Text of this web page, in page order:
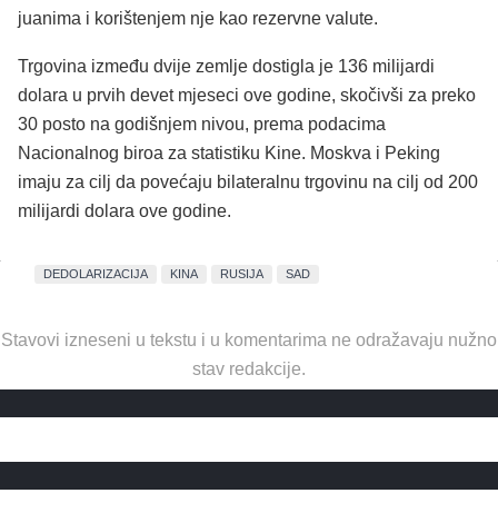
juanima i korištenjem nje kao rezervne valute.
Trgovina između dvije zemlje dostigla je 136 milijardi
dolara u prvih devet mjeseci ove godine, skočivši za preko
30 posto na godišnjem nivou, prema podacima
Nacionalnog biroa za statistiku Kine. Moskva i Peking
imaju za cilj da povećaju bilateralnu trgovinu na cilj od 200
milijardi dolara ove godine.
DEDOLARIZACIJA KINA RUSIJA SAD
Stavovi izneseni u tekstu i u komentarima ne odražavaju nužno
stav redakcije.